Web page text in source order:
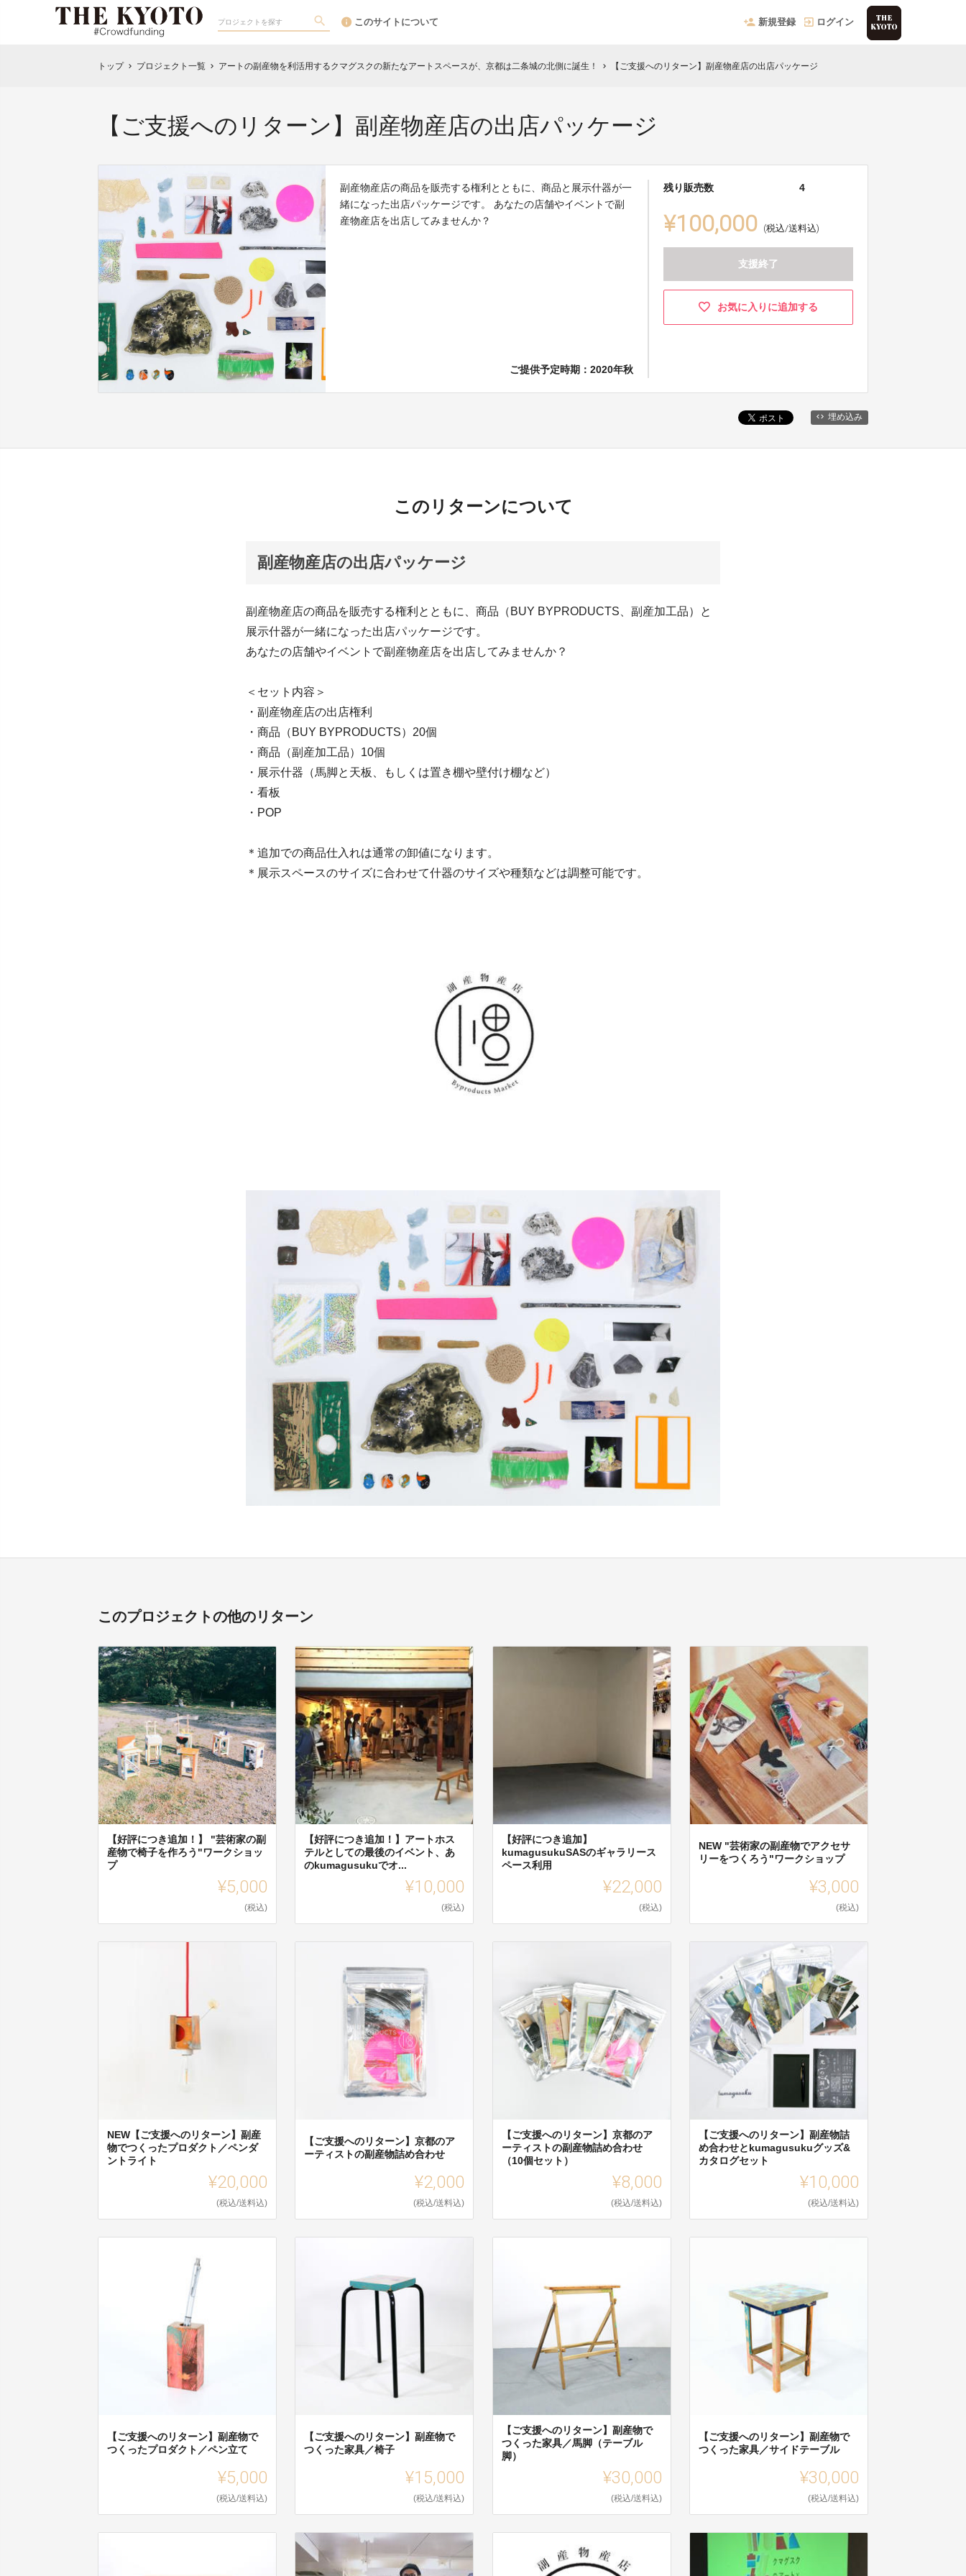
このサイトについて 新規登録 ログイン
トップ chevron_right プロジェクト一覧 chevron_right アートの副産物を利活用するクマグスクの新たなアートスペースが、京都は二条城の北側に誕生！ chevron_right 【ご支援へのリターン】副産物産店の出店パッケージ
【ご支援へのリターン】副産物産店の出店パッケージ
副産物産店の商品を販売する権利とともに、商品と展示什器が一
緒になった出店パッケージです。 あなたの店舗やイベントで副
産物産店を出店してみませんか？
ご提供予定時期：2020年秋
残り販売数 4
¥100,000 (税込/送料込)
支援終了
お気に入りに追加する
埋め込み
このリターンについて
副産物産店の出店パッケージ
副産物産店の商品を販売する権利とともに、商品（BUY BYPRODUCTS、副産加工品）と
展示什器が一緒になった出店パッケージです。
あなたの店舗やイベントで副産物産店を出店してみませんか？
＜セット内容＞
・副産物産店の出店権利
・商品（BUY BYPRODUCTS）20個
・商品（副産加工品）10個
・展示什器（馬脚と天板、もしくは置き棚や壁付け棚など）
・看板
・POP
＊追加での商品仕入れは通常の卸値になります。
＊展示スペースのサイズに合わせて什器のサイズや種類などは調整可能です。
このプロジェクトの他のリターン
【好評につき追加！】 "芸術家の副
産物で椅子を作ろう"ワークショッ
プ
¥5,000
(税込)
【好評につき追加！】アートホス
テルとしての最後のイベント、あ
のkumagusukuでオ...
¥10,000
(税込)
【好評につき追加】
kumagusukuSASのギャラリース
ペース利用
¥22,000
(税込)
NEW "芸術家の副産物でアクセサ
リーをつくろう"ワークショップ
¥3,000
(税込)
NEW【ご支援へのリターン】副産
物でつくったプロダクト／ペンダ
ントライト
¥20,000
(税込/送料込)
【ご支援へのリターン】京都のア
ーティストの副産物詰め合わせ
¥2,000
(税込/送料込)
【ご支援へのリターン】京都のア
ーティストの副産物詰め合わせ
（10個セット）
¥8,000
(税込/送料込)
【ご支援へのリターン】副産物詰
め合わせとkumagusukuグッズ&
カタログセット
¥10,000
(税込/送料込)
【ご支援へのリターン】副産物で
つくったプロダクト／ペン立て
¥5,000
(税込/送料込)
【ご支援へのリターン】副産物で
つくった家具／椅子
¥15,000
(税込/送料込)
【ご支援へのリターン】副産物で
つくった家具／馬脚（テーブル
脚）
¥30,000
(税込/送料込)
【ご支援へのリターン】副産物で
つくった家具／サイドテーブル
¥30,000
(税込/送料込)